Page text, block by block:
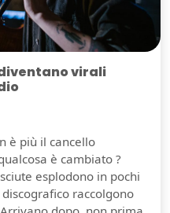
virali
è più il cancello
è cambiato ?
esplodono in pochi
raccolgono